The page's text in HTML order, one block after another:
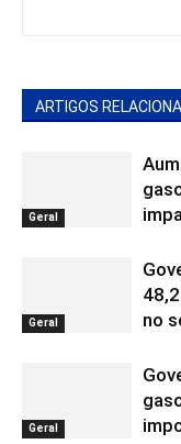
ARTIGOS
Geral
Geral
no
Geral